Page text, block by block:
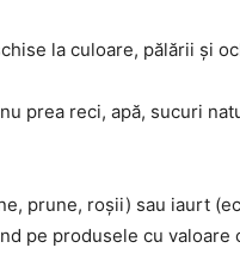
la culoare, pălării și
prea reci, apă, sucuri
prune, roșii) sau iaurt
pe produsele cu valoare